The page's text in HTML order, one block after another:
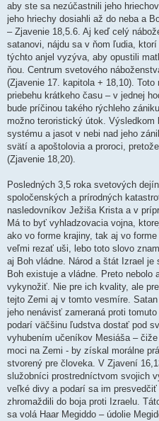
aby ste sa nezúčastnili jeho
jeho hriechy dosiahli až do neba a
– Zjavenie 18,5.6. Aj keď celý
satanovi, nájdu sa v ňom ľudia,
týchto anjel vyzýva, aby opustili
ňou. Centrum svetového
(Zjavenie 17. kapitola + 18,10).
priebehu krátkeho času – v jednej
bude príčinou takého rýchleho
možno teroristický útok. Výsledkom
systému a jasot v nebi nad jeho
svätí a apoštolovia a proroci,
(Zjavenie 18,20).
Posledných 3,5 roka svetových
spoločenských a prírodných
nasledovníkov Ježiša Krista a v
Má to byť vyhladzovacia vojna,
ako vo forme krajiny, tak aj vo
veľmi rezať uši, lebo toto slovo
aj Boh vládne. Národ a štát Izrael
Boh existuje a vládne. Preto nebolo
vykynožiť. Nie pre ich kvality, ale
tejto Zemi aj v tomto vesmíre.
jeho nenávisť zameraná proti
podarí väčšinu ľudstva dostať pod
vyhubením učeníkov Mesiáša –
moci na Zemi - by získal morálne
stvorený pre človeka. V Zjavení
služobníci prostredníctvom svojich
veľké divy a podarí sa im
zhromaždili do boja proti Izraelu.
sa volá Haar Megiddo – údolie